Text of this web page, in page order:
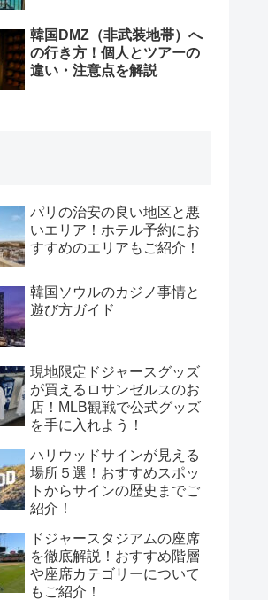
韓国DMZ（非武装地帯）へ
の行き方！個人とツアーの
違い・注意点を解説
パリの治安の良い地区と悪
いエリア！ホテル予約にお
すすめのエリアもご紹介！
韓国ソウルのカジノ事情と
遊び方ガイド
現地限定ドジャースグッズ
が買えるロサンゼルスのお
店！MLB観戦で公式グッズ
を手に入れよう！
ハリウッドサインが見える
場所５選！おすすめスポッ
トからサインの歴史までご
紹介！
ドジャースタジアムの座席
を徹底解説！おすすめ階層
や座席カテゴリーについて
もご紹介！